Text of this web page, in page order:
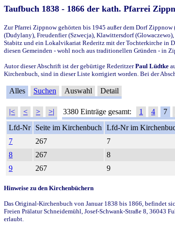
Taufbuch 1838 - 1866 der kath. Pfarrei
Zur Pfarrei Zippnow gehörten bis 1945 außer dem Dorf
(Dudylany), Freudenfier (Szwecja), Klawittersdorf
Stabitz und ein Lokalvikariat Rederitz mit der Tochterkirche in
diesen Gemeinden - wohl noch aus traditionellen Gründen - in
Autor dieser Abschrift ist der gebürtige RederitzerPaul Lüdtke
Kirchenbuch, sind in dieser Liste korrigiert worden. Bei der
Alles Suchen Auswahl Detail
|< < > >| 3380 Einträge gesamt: 1 4 7
Lfd-Nr
Seite im Kirchenbuch Lfd-Nr im
7
267 7
8
267 8
9
267 9
Hinweise zu den Kirchenbüchern
Das Original-Kirchenbuch von Januar 1838 bis 1866, befindet
Freien Prälatur Schneidemühl, Josef-Schwank-Straße 8, 36043
erlaubt.